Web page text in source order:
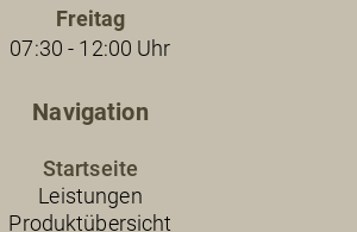
Navigation
Startseite
Leistungen
Produktübersicht
Freitag
07:30 - 12:00 Uhr